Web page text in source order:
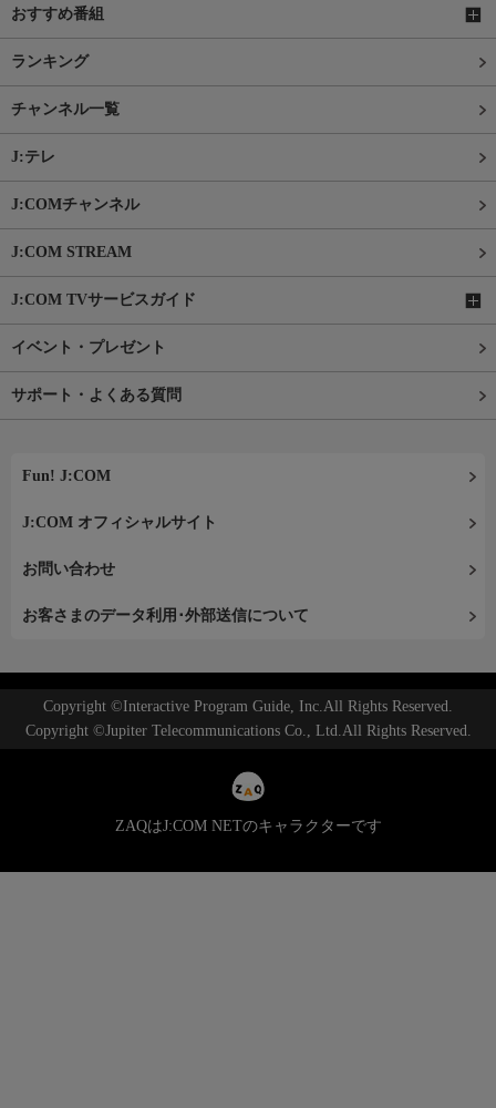
おすすめ番組
ランキング
チャンネル一覧
J:テレ
J:COMチャンネル
J:COM STREAM
J:COM TVサービスガイド
イベント・プレゼント
サポート・よくある質問
Fun! J:COM
J:COM オフィシャルサイト
お問い合わせ
お客さまのデータ利用･外部送信について
Copyright ©Interactive Program Guide, Inc.All Rights Reserved.
Copyright ©Jupiter Telecommunications Co., Ltd.All Rights Reserved.
ZAQはJ:COM NETのキャラクターです